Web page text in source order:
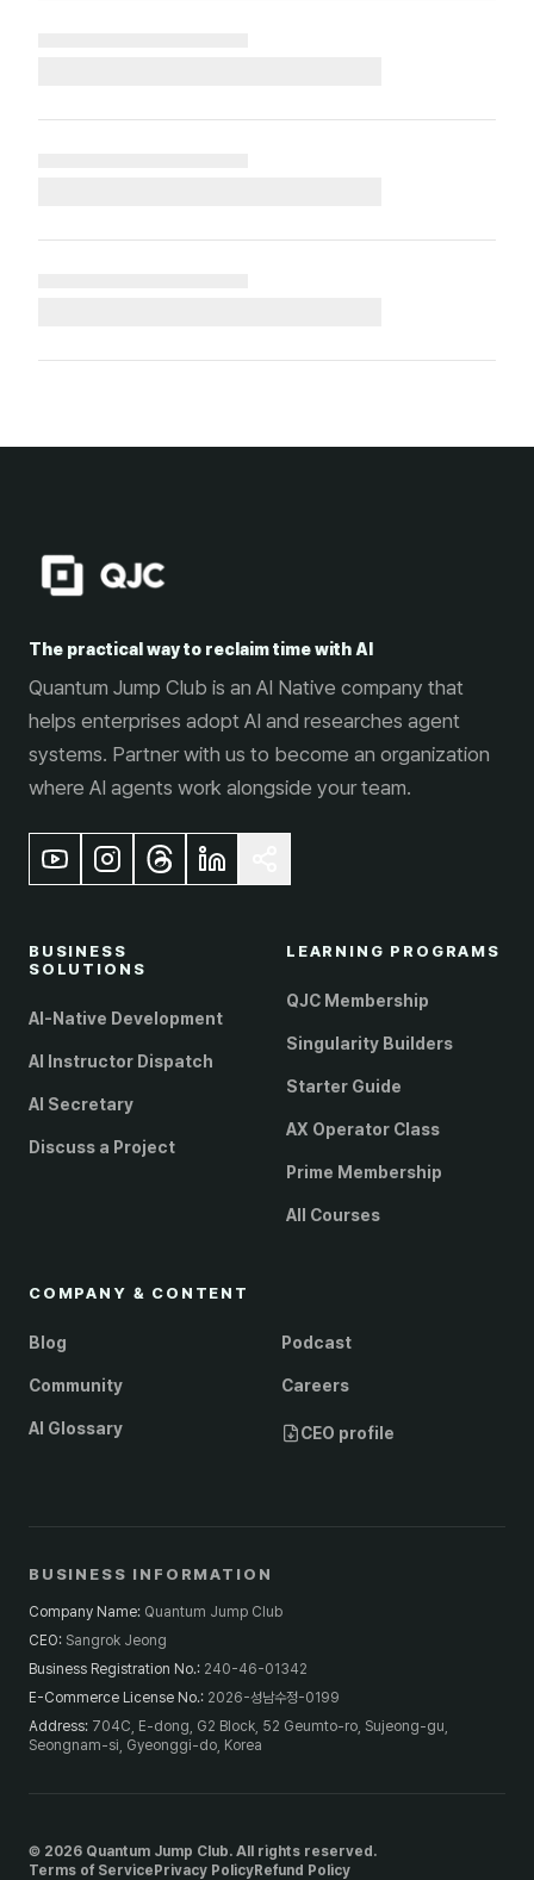
The practical way to reclaim time with AI
Quantum Jump Club is an AI Native company that
helps enterprises adopt AI and researches agent
systems. Partner with us to become an organization
where AI agents work alongside your team.
BUSINESS
SOLUTIONS
AI-Native Development
AI Instructor Dispatch
AI Secretary
Discuss a Project
LEARNING PROGRAMS
QJC Membership
Singularity Builders
Starter Guide
AX Operator Class
Prime Membership
All Courses
COMPANY & CONTENT
Blog Podcast
Community Careers
AI Glossary CEO profile
BUSINESS INFORMATION
Company Name: Quantum Jump Club
CEO: Sangrok Jeong
Business Registration No.: 240-46-01342
E-Commerce License No.: 2026-성남수정-0199
Address: 704C, E-dong, G2 Block, 52 Geumto-ro, Sujeong-gu,
Seongnam-si, Gyeonggi-do, Korea
© 2026 Quantum Jump Club. All rights reserved.
Terms of Service Privacy PolicyRefund Policy